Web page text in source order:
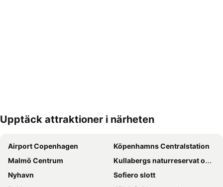
Förstora kartan
Upptäck attraktioner i närheten
Airport Copenhagen
Köpenhamns Centralstation
Malmö Centrum
Kullabergs naturreservat och Naturum
Nyhavn
Sofiero slott